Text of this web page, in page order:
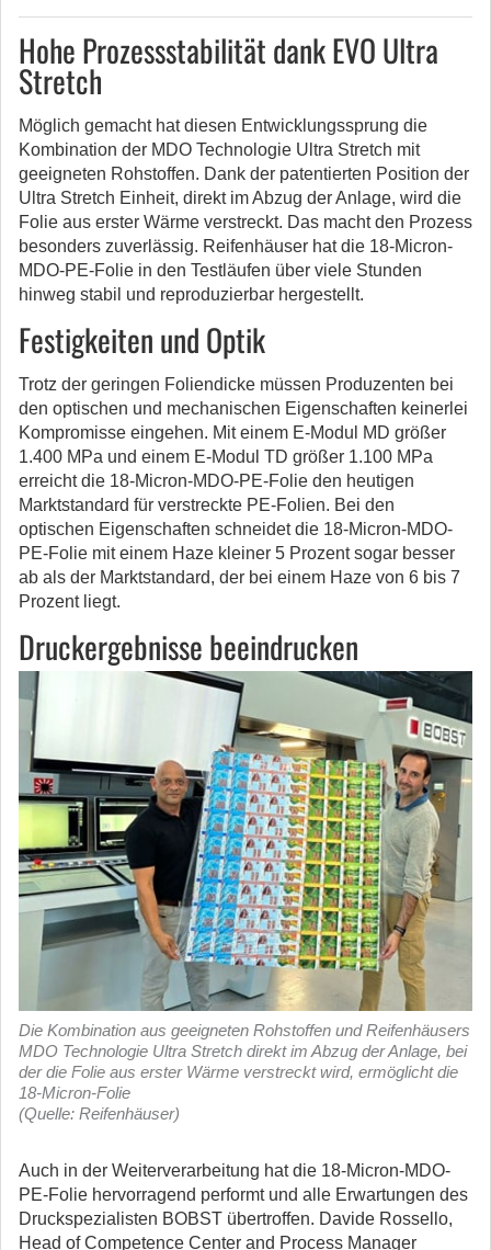
Hohe Prozessstabilität dank EVO Ultra
Stretch
Möglich gemacht hat diesen Entwicklungssprung die
Kombination der MDO Technologie Ultra Stretch mit
geeigneten Rohstoffen. Dank der patentierten Position der
Ultra Stretch Einheit, direkt im Abzug der Anlage, wird die
Folie aus erster Wärme verstreckt. Das macht den Prozess
besonders zuverlässig. Reifenhäuser hat die 18-Micron-
MDO-PE-Folie in den Testläufen über viele Stunden
hinweg stabil und reproduzierbar hergestellt.
Festigkeiten und Optik
Trotz der geringen Foliendicke müssen Produzenten bei
den optischen und mechanischen Eigenschaften keinerlei
Kompromisse eingehen. Mit einem E-Modul MD größer
1.400 MPa und einem E-Modul TD größer 1.100 MPa
erreicht die 18-Micron-MDO-PE-Folie den heutigen
Marktstandard für verstreckte PE-Folien. Bei den
optischen Eigenschaften schneidet die 18-Micron-MDO-
PE-Folie mit einem Haze kleiner 5 Prozent sogar besser
ab als der Marktstandard, der bei einem Haze von 6 bis 7
Prozent liegt.
Druckergebnisse beeindrucken
Die Kombination aus geeigneten Rohstoffen und Reifenhäusers
MDO Technologie Ultra Stretch direkt im Abzug der Anlage, bei
der die Folie aus erster Wärme verstreckt wird, ermöglicht die
18-Micron-Folie
(Quelle: Reifenhäuser)
Auch in der Weiterverarbeitung hat die 18-Micron-MDO-
PE-Folie hervorragend performt und alle Erwartungen des
Druckspezialisten BOBST übertroffen. Davide Rossello,
Head of Competence Center and Process Manager